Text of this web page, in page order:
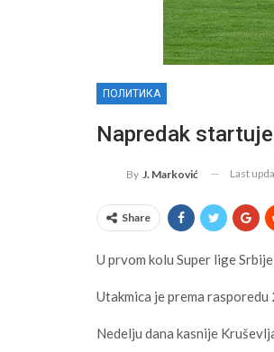
ПОЛИТИКА
Napredak
By J. Marković Last
Share
U prvom kolu Super lige
Utakmica je prema
Nedelju dana kasnije